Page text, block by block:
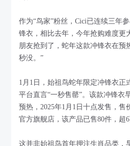
作为“鸟家”粉丝，Cici已连续三年
锋衣，相比去年，今年抢购难度更
朋友抢到了，蛇年这款冲锋衣在预
秒没。”
1月1日，始祖鸟蛇年限定冲锋衣正
平台直言“一秒售罄”。该款冲锋衣
预热，2025年1月1日十点发售，售
官方旗舰店，该产品已售80件，超
这并非始祖鸟首年押注生肖品类，